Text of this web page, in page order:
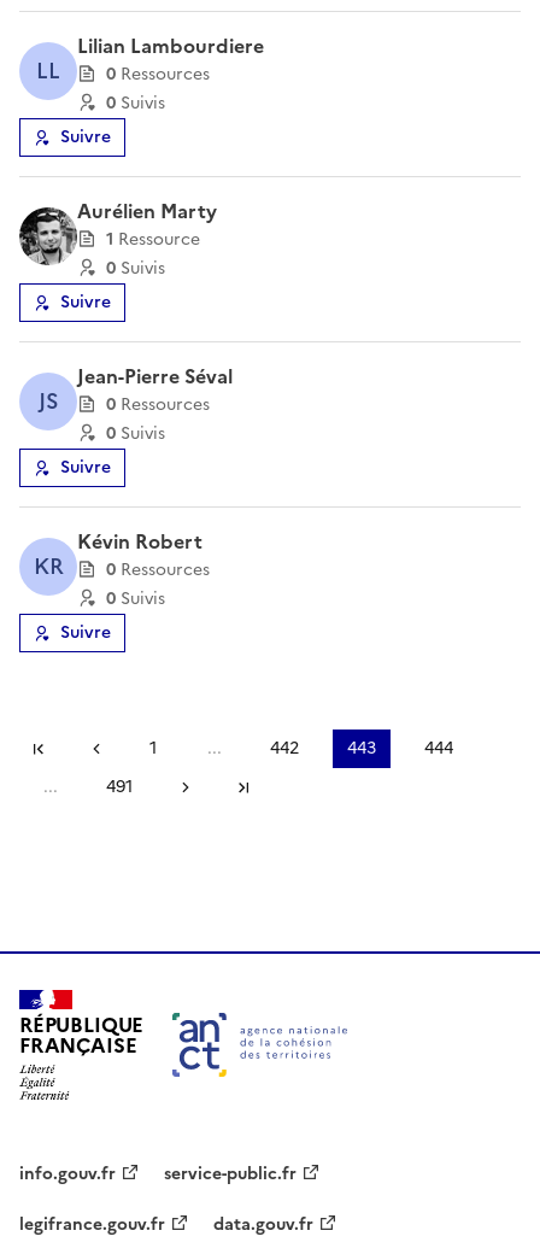
LL
Lilian Lambourdiere
0 Ressources
0 Suivis
Suivre
Aurélien Marty
1 Ressource
0 Suivis
Suivre
JS
Jean-Pierre Séval
0 Ressources
0 Suivis
Suivre
KR
Kévin Robert
0 Ressources
0 Suivis
Suivre
Première pagePage précédente
1 ... 442 443
444
...
491 Page suivante
RÉPUBLIQUE
FRANÇAISE
info.gouv.fr
service-public.fr
legifrance.gouv.fr
data.gouv.fr